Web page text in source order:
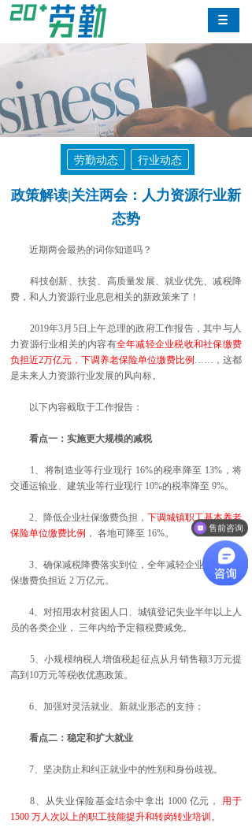
劳勤动态 行业动态
政策解读|关注两会：人力资源行业新
态势
近期两会最热的词你知道吗？
科技创新、扶贫、高质量发展、就业优先、减税降
费，和人力资源行业息息相关的新政策来了！
2019年3月5日上午总理的政府工作报告，其中与人
力资源行业相关的内容有全年减轻企业税收和社保缴费
负担近2万亿元，下调养老保险单位缴费比例 ……，这都
是未来人力资源行业发展的风向标。
以下内容截取于工作报告：
看点一：实施更大规模的减税
1、将制造业等行业现行 16%的税率降至 13%，将
交通运输业、建筑业等行业现行 10%的税率降至 9%。
2、降低企业社保缴费负担， 下调城镇职工基本养老
保险单位缴费比例 ， 各地可降至 16%。
3、确保减税降费落实到位，全年减轻企业税收和社
保缴费负担近 2 万亿元。
4、对招用农村贫困人口、城镇登记失业半年以上人
员的各类企业， 三年内给予定额税费减免。
5、小规模纳税人增值税起征点从月销售额3万元提
高到10万元等税收优惠政策。
6、加强对灵活就业、新就业形态的支持；
看点二：稳定和扩大就业
7、坚决防止和纠正就业中的性别和身份歧视。
8、从失业保险基金结余中拿出 1000 亿元， 用于
1500 万人次以上的职工技能提升和转岗转业培训 。
售前咨询